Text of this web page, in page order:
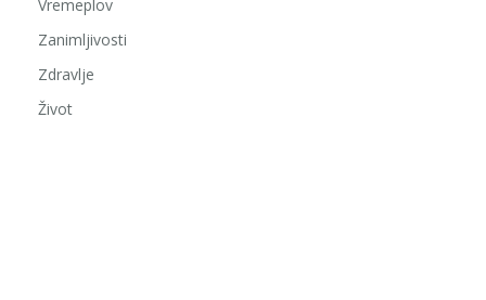
Vremeplov
Zanimljivosti
Zdravlje
Život